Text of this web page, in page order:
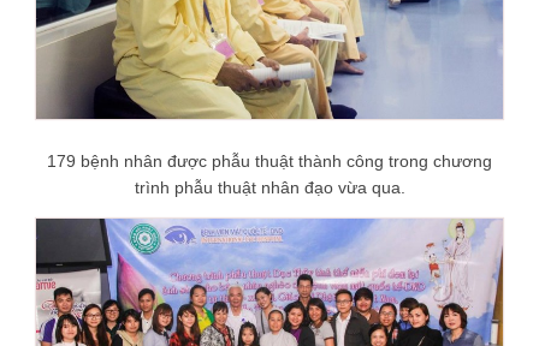
179 bệnh nhân được phẫu thuật thành công trong chương
trình phẫu thuật nhân đạo vừa qua.